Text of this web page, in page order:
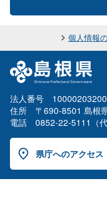
個人情報
法人番号
住所 〒690-8501 島根
電話 0852-22-5111（代
県庁へのアクセス